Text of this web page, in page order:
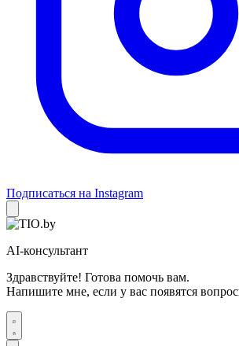
Подписаться на Instagram
AI-консультант
Здравствуйте! Готова помочь вам.
Напишите мне, если у вас появятся